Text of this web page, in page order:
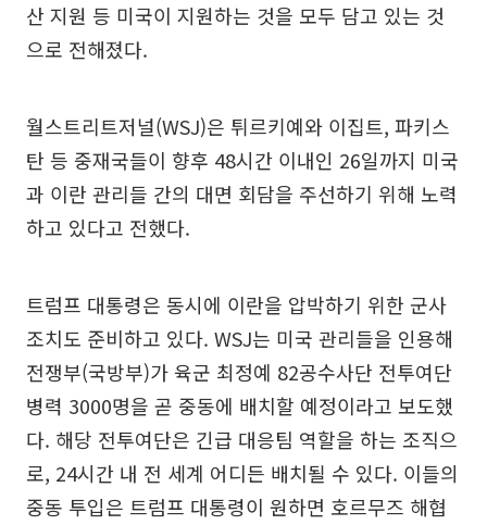
산 지원 등 미국이 지원하는 것을 모두 담고 있는 것
으로 전해졌다.
월스트리트저널(WSJ)은 튀르키예와 이집트, 파키스
탄 등 중재국들이 향후 48시간 이내인 26일까지 미국
과 이란 관리들 간의 대면 회담을 주선하기 위해 노력
하고 있다고 전했다.
트럼프 대통령은 동시에 이란을 압박하기 위한 군사
조치도 준비하고 있다. WSJ는 미국 관리들을 인용해
전쟁부(국방부)가 육군 최정예 82공수사단 전투여단
병력 3000명을 곧 중동에 배치할 예정이라고 보도했
다. 해당 전투여단은 긴급 대응팀 역할을 하는 조직으
로, 24시간 내 전 세계 어디든 배치될 수 있다. 이들의
중동 투입은 트럼프 대통령이 원하면 호르무즈 해협